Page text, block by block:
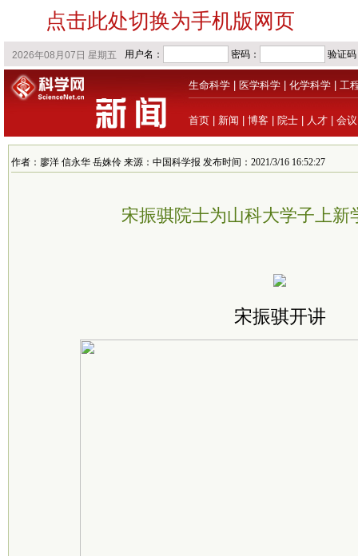
点击此处切换为手机版网页
生命科学 医学科学 化学科学 工
首页 新闻 博客 院士 人才 会议
作者：廖洋 信永华 岳姝伶 来源：中国科学报 发布时间：2021/3/16 16:52:27
宋振骐院士为山科大学子上新
宋振骐开讲